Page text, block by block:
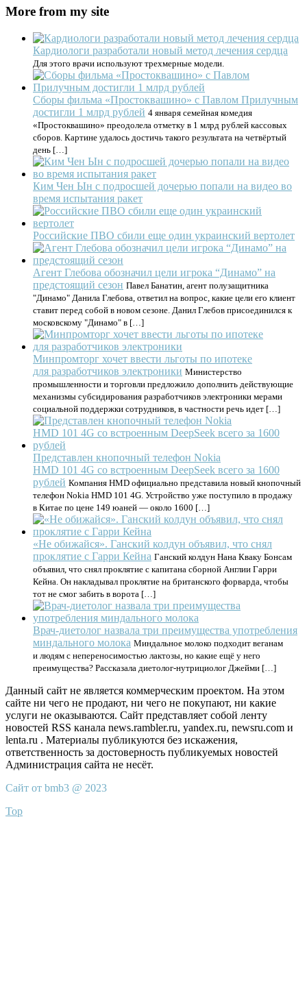
More from my site
Кардиологи разработали новый метод лечения сердца
Для этого врачи используют трехмерные модели.
Сборы фильма «Простоквашино» с Павлом Прилучным
достигли 1 млрд рублей 4 января семейная комедия
«Простоквашино» преодолела отметку в 1 млрд рублей кассовых
сборов. Картине удалось достичь такого результата на четвёртый
день […]
Ким Чен Ын c подросшей дочерью попали на видео во
время испытания ракет
Российские ПВО сбили еще один украинский вертолет
Агент Глебова обозначил цели игрока “Динамо” на
предстоящий сезон Павел Банатин, агент полузащитника
"Динамо" Данила Глебова, ответил на вопрос, какие цели его клиент
ставит перед собой в новом сезоне. Данил Глебов присоединился к
московскому "Динамо" в […]
Минпромторг хочет ввести льготы по ипотеке
для разработчиков электроники Министерство
промышленности и торговли предложило дополнить действующие
механизмы субсидирования разработчиков электроники мерами
социальной поддержки сотрудников, в частности речь идет […]
Представлен кнопочный телефон Nokia
HMD 101 4G со встроенным DeepSeek всего за 1600
рублей Компания HMD официально представила новый кнопочный
телефон Nokia HMD 101 4G. Устройство уже поступило в продажу
в Китае по цене 149 юаней — около 1600 […]
«Не обижайся». Ганский колдун объявил, что снял
проклятие с Гарри Кейна Ганский колдун Нана Кваку Бонсам
объявил, что снял проклятие с капитана сборной Англии Гарри
Кейна. Он накладывал проклятие на британского форварда, чтобы
тот не смог забить в ворота […]
Врач-диетолог назвала три преимущества употребления
миндального молока Миндальное молоко подходит веганам
и людям с непереносимостью лактозы, но какие ещё у него
преимущества? Рассказала диетолог-нутрициолог Джейми […]
Данный сайт не является коммерческим проектом. На этом
сайте ни чего не продают, ни чего не покупают, ни какие
услуги не оказываются. Сайт представляет собой ленту
новостей RSS канала news.rambler.ru, yandex.ru, newsru.com и
lenta.ru . Материалы публикуются без искажения,
ответственность за достоверность публикуемых новостей
Администрация сайта не несёт.
Сайт от bmb3 @ 2023
Top